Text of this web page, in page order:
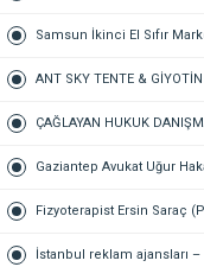
Samsun İkinci El Sıfır
ANT SKY TENTE &
ÇAĞLAYAN HUKUK
Gaziantep Avukat Uğur
Hukuk Bürosu Gaziantep
Fizyoterapist Ersin Saraç
İstanbul reklam ajansları –